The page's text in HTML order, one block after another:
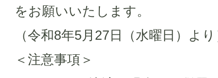
をお願いいたします。
（令和8年5月27日（水曜日）よ
＜注意事項＞